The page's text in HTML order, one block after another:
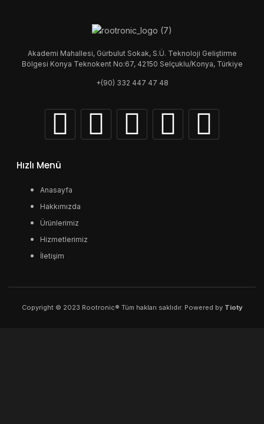
Akademi Mahallesi, Gürbulut Sokak, S.Ü. Teknoloji Geliştirme
Bölgesi Konya Teknokent No:67, 42150 Selçuklu/Konya, Türkiye
+(90) 332 447 47 48
Hızlı Menü
Anasayfa
Hakkımızda
Ürünlerimiz
Hizmetlerimiz
İletişim
Copyright © 2023 Rootronic® Tüm hakları saklıdır. Powered by Tioty